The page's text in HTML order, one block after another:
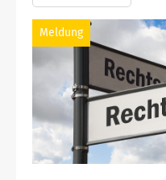
Meldung